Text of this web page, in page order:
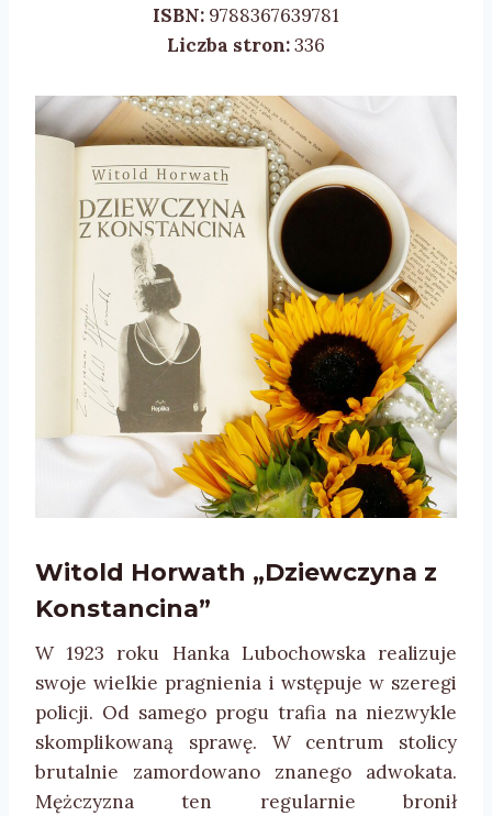
ISBN: 9788367639781
Liczba stron:336
Witold Horwath „Dziewczyna z
Konstancina”
W 1923 roku Hanka Lubochowska realizuje
swoje wielkie pragnienia i wstępuje w szeregi
policji. Od samego progu trafia na niezwykle
skomplikowaną sprawę. W centrum stolicy
brutalnie zamordowano znanego adwokata.
Mężczyzna ten regularnie bronił